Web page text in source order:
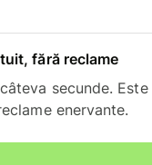
fără reclame
secunde.
enervante.